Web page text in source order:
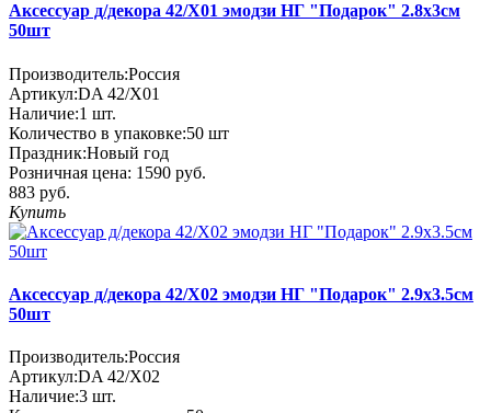
Аксессуар д/декора 42/X01 эмодзи НГ "Подарок" 2.8х3см
50шт
Производитель:Россия
Артикул:DA 42/X01
Наличие:1 шт.
Количество в упаковке:50 шт
Праздник:Новый год
Розничная цена: 1590 руб.
883 руб.
Купить
Аксессуар д/декора 42/X02 эмодзи НГ "Подарок" 2.9х3.5см
50шт
Производитель:Россия
Артикул:DA 42/X02
Наличие:3 шт.